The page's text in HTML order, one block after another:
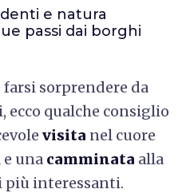
e natura
passi dai borghi
farsi sorprendere da
ecco qualche consiglio
visita nel cuore
una camminata alla
più interessanti.